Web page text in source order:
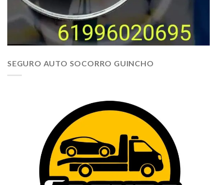
SEGURO AUTO SOCORRO GUINCHO